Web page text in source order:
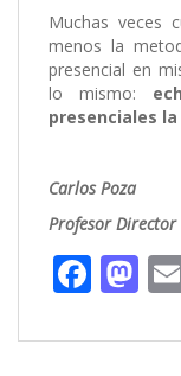
Muchas veces
menos la
presencial en
lo mismo:
presenciales
Carlos Poza
Profesor Director
F
e
M
to